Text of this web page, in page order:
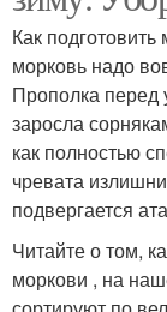
Как
морковь надо
Прополка перед
заросла
как полностью
чревата
подвергается
Читайте о том,
моркови , на